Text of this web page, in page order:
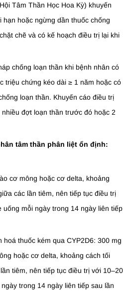
Tâm Thần Học Hoa Kỳ) khuyến
hạn hoặc ngừng dần thuốc chống
chẽ và có kế hoạch điều trị lại khi
chống loạn thần khi bệnh nhân có
triệu chứng kéo dài ≥ 1 năm hoặc có
loạn thần. Khuyến cáo điều trị
đợt loạn thần trước đó hoặc 2
tâm thần phân liệt ổn định:
cơ mông hoặc cơ delta, khoảng
các lần tiêm, nên tiếp tục điều trị
uống mỗi ngày trong 14 ngày liên tiếp
thuốc kém qua CYP2D6: 300 mg
hoặc cơ delta, khoảng cách tối
tiêm, nên tiếp tục điều trị với 10–20
trong 14 ngày liên tiếp sau lần